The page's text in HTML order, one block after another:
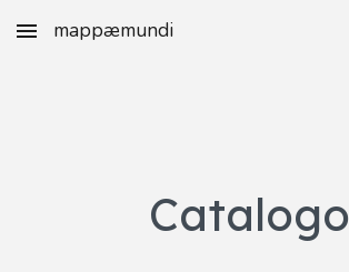
Skip to main content
mappæmundi
Catalogo